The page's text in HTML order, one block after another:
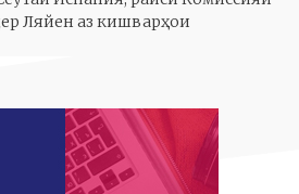
Ляйен аз кишварҳои